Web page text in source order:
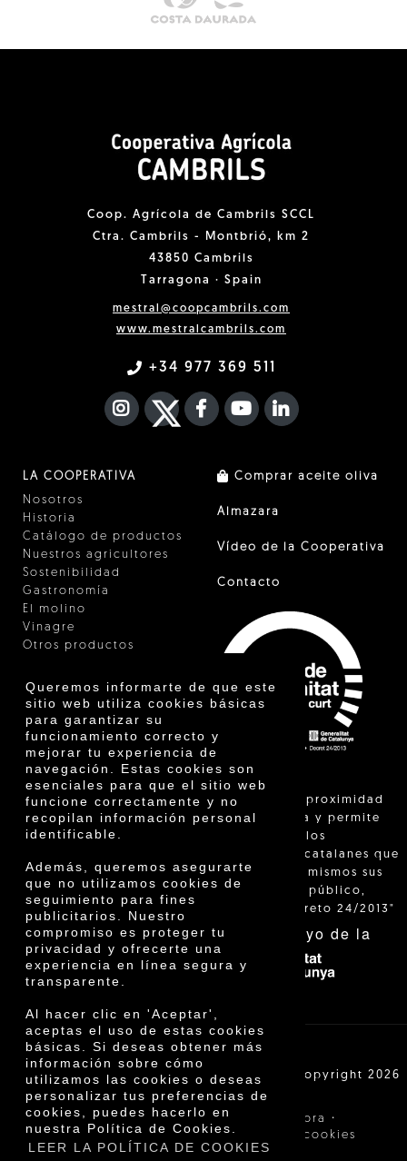
Queremos informarte de que este
sitio web utiliza cookies básicas
para garantizar su
funcionamiento correcto y
mejorar tu experiencia de
navegación. Estas cookies son
esenciales para que el sitio web
funcione correctamente y no
recopilan información personal
identificable.
Además, queremos asegurarte
que no utilizamos cookies de
seguimiento para fines
publicitarios. Nuestro
compromiso es proteger tu
privacidad y ofrecerte una
experiencia en línea segura y
transparente.
Al hacer clic en 'Aceptar',
aceptas el uso de estas cookies
básicas. Si deseas obtener más
información sobre cómo
utilizamos las cookies o deseas
personalizar tus preferencias de
cookies, puedes hacerlo en
nuestra Política de Cookies.
LEER LA POLÍTICA DE COOKIES
Coop. Agrícola de Cambrils SCCL
Ctra. Cambrils - Montbrió, km 2
43850 Cambrils
Tarragona · Spain
mestral@coopcambrils.com
www.mestralcambrils.com
+34 977 369 511
INSTAGRAM
TWITTER
FACEBOOK F
YOUTUBEFA LINKEDIN
LA COOPERATIVA
Nosotros
Historia
Catálogo de productos
Nuestros agricultores
Sostenibilidad
Gastronomía
El molino
Vinagre
Otros productos
Premios
Innovación
Comprar aceite oliva
Almazara
Vídeo de la Cooperativa
Contacto
"La venta de proximidad
está regulada y permite
identificar a los
agricultores catalanes que
venden ellos mismos sus
productos al público,
según el Decreto 24/2013"
Con el apoyo de la
Cooperativa Agrícola de Cambrils SCCL | Copyright 2026
Aviso legal· Condiciones de compra ·
Política de privacidad · Política de cookies